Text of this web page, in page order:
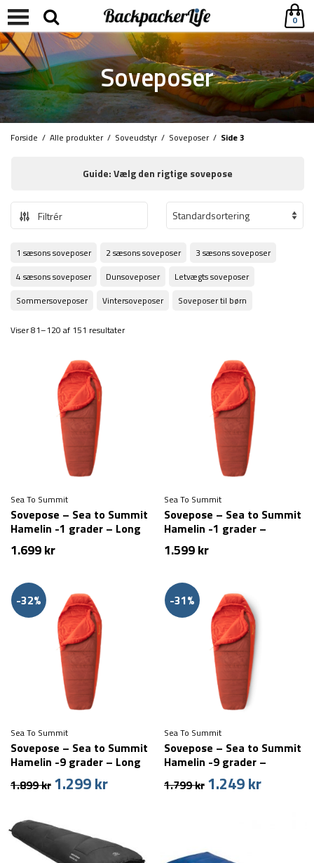
0
Soveposer
Forside / Alle produkter/ Soveudstyr/ Soveposer/ Side 3
Guide: Vælg den rigtige sovepose
Filtrér
1 sæsons soveposer 2 sæsons soveposer
3 sæsons soveposer
4 sæsons soveposer
Dunsoveposer
Letvægts soveposer
Sommersoveposer
Vintersoveposer Soveposer til børn
Viser 81–120 af 151 resultater
Sea To Summit
Sovepose – Sea to Summit
Hamelin -1 grader – Long
1.699kr
Sea To Summit
Sovepose – Sea to Summit
Hamelin -1 grader –
Regular
1.599kr
-32%
Sea To Summit
Sovepose – Sea to Summit
Hamelin -9 grader – Long
1.899kr Den
var:
1.899 kr.
1.299krDen
1.299 kr.
-31%
Sea To Summit
Sovepose – Sea to Summit
Hamelin -9 grader –
1.799kr Den
1.249krDen